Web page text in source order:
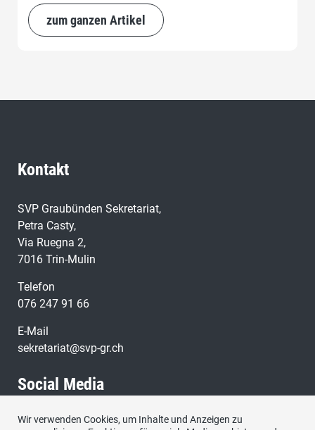
arg gebeutelten Branche wiederherzustellen.
zum ganzen Artikel
Kontakt
SVP Graubünden Sekretariat,
Petra Casty,
Via Ruegna 2,
7016 Trin-Mulin
Telefon
076 247 91 66
E-Mail
sekretariat@svp-gr.ch
Social Media
Besuchen Sie uns bei:
Wir verwenden Cookies, um Inhalte und Anzeigen zu